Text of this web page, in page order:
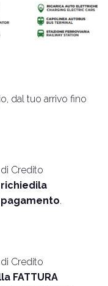
arrow_circle_right
dal tuo arrivo fino
Credito
richiedila
.
Credito
FATTURA